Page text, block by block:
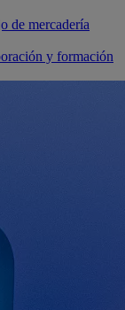
de mercadería
y formación